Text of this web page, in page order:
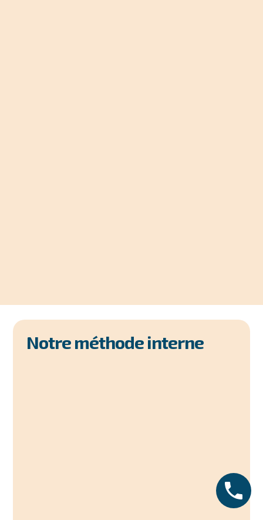
Notre méthode interne